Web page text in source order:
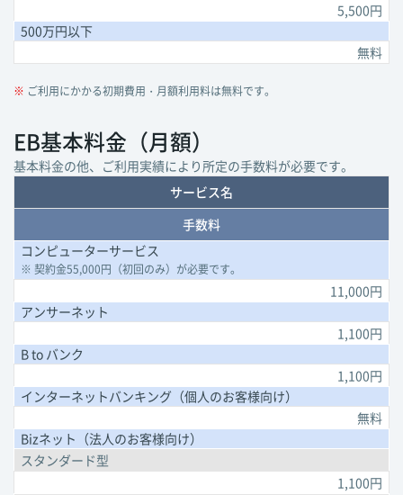
5,500円
500万円以下
無料
※ ご利用にかかる初期費用・月額利用料は無料です。
EB基本料金（月額）
基本料金の他、ご利用実績により所定の手数料が必要です。
サービス名
手数料
コンピューターサービス
※ 契約金55,000円（初回のみ）が必要です。
11,000円
アンサーネット
1,100円
B to バンク
1,100円
インターネットバンキング （個人のお客様向け）
無料
Bizネット （法人のお客様向け）
スタンダード型
1,100円